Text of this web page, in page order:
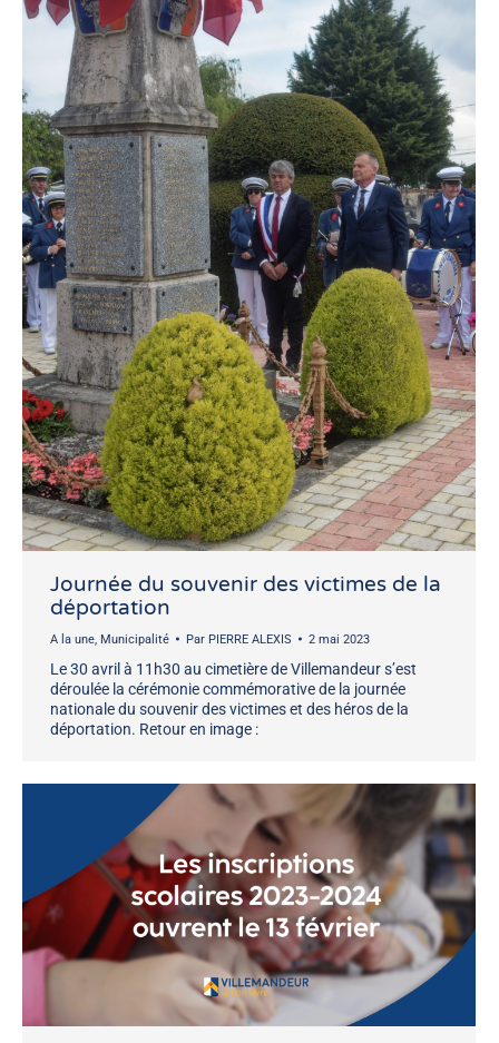
Journée du souvenir des victimes de la
déportation
A la une Municipalité Par PIERRE ALEXIS 2 mai 2023
Le 30 avril à 11h30 au cimetière de Villemandeur s’est
déroulée la cérémonie commémorative de la journée
nationale du souvenir des victimes et des héros de la
déportation. Retour en image :